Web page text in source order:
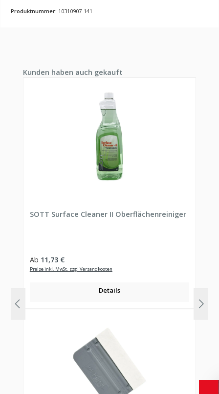
Produktnummer: 10310907-141
Produktgalerie überspringen
Kunden haben auch gekauft
SOTT Surface Cleaner II Oberflächenreiniger
Regulärer Preis:
Ab 11,73 €
Preise inkl. MwSt. zzgl Versandkosten
Details